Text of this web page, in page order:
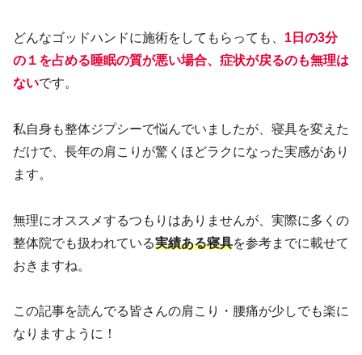
どんなゴッドハンドに施術をしてもらっても、 1日の3分
の１を占める睡眠の質が悪い場合、症状が戻るのも無理は
ないです。
私自身も整体ジプシーで悩んでいましたが、寝具を変えた
だけで、長年の肩こりが驚くほどラクになった実感があり
ます。
無理にオススメするつもりはありませんが、実際に多くの
整体院でも扱われている実績ある寝具を参考までに載せて
おきますね。
この記事を読んでる皆さんの肩こり・腰痛が少しでも楽に
なりますように！